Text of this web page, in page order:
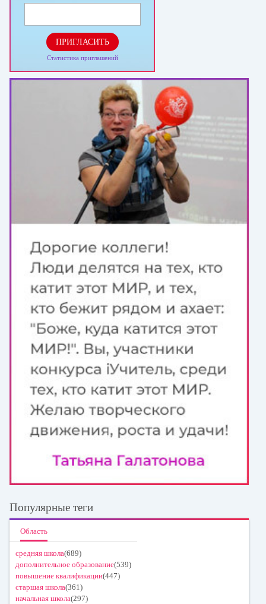
ПРИГЛАСИТЬ
Статистика приглашений
Популярные теги
Область
средняя школа(689)
дополнительное образование(539)
повышение квалификации(447)
старшая школа(361)
начальная школа(297)